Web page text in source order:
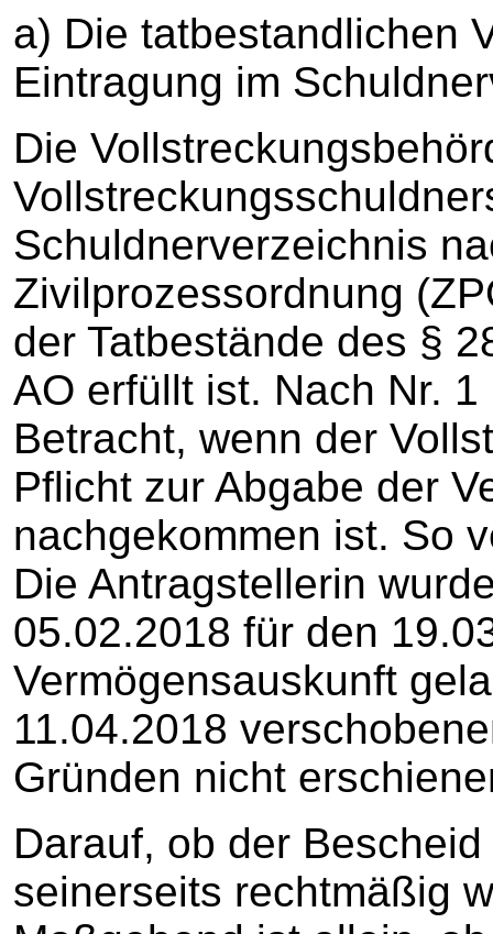
a) Die tatbestandlichen
Eintragung im
Die
Schuldnerverzeichnis
Zivilprozessordnung
der Tatbestände des §
AO erfüllt ist. Nach Nr.
Betracht, wenn der
Pflicht zur Abgabe der
nachgekommen ist. So
Die Antragstellerin
05.02.2018 für den
Vermögensauskunft
11.04.2018
Gründen nicht
Darauf, ob der
seinerseits rechtmäßig